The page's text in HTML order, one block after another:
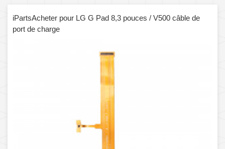
iPartsAcheter pour LG G Pad 8,3 pouces / V500 câble de
port de charge